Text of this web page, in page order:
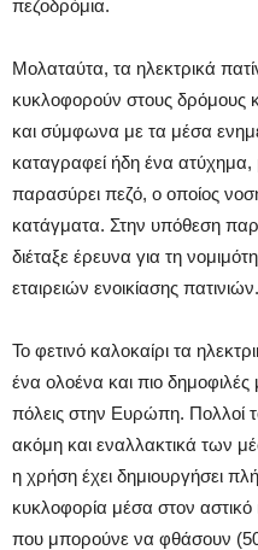
πεζοδρόμια.
Μολαταύτα, τα ηλεκτρικά
κυκλοφορούν στους δρόμους
και σύμφωνα με τα μέσα
καταγραφεί ήδη ένα ατύχημα,
παρασύρει πεζό, ο οποίος
κατάγματα. Στην υπόθεση
διέταξε έρευνα για τη
εταιρειών ενοικίασης πατινιών.
Το φετινό καλοκαίρι τα
ένα ολοένα και πιο
πόλεις στην Ευρώπη. Πολλοί
ακόμη και εναλλακτικά των
η χρήση έχει δημιουργήσει
κυκλοφορία μέσα στον αστικό
που μπορούνε να φθάσουν